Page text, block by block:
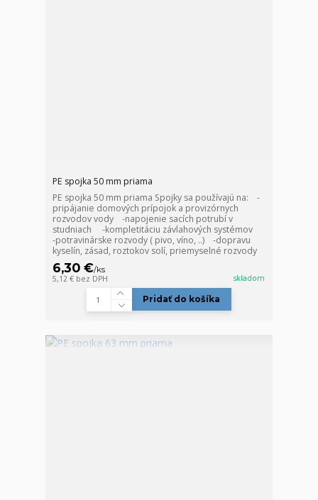
PE spojka 50 mm priama
PE spojka 50 mm priama Spojky sa používajú na: -
pripájanie domových prípojok a provizórnych
rozvodov vody -napojenie sacích potrubí v
studniach -kompletitáciu závlahových systémov
-potravinárske rozvody ( pivo, víno, ..) -dopravu
kyselín, zásad, roztokov solí, priemyselné rozvody
6,30 €/ks
5,12 € bez DPH skladom
Pridať do košíka